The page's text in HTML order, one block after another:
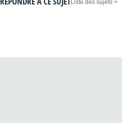
< Liste des sujets